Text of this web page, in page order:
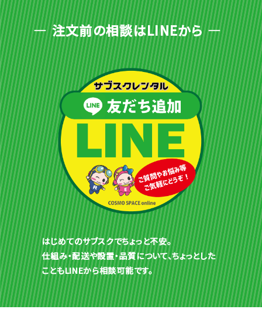
注文前の相談はLINEから
はじめてのサブスクでちょっと不安。
仕組み・配送や設置・品質について、ちょっとした
こともLINEから相談可能です。